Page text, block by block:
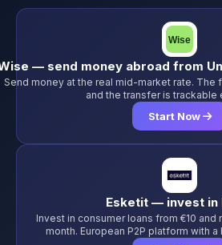
— send money abroad from
Send money at the real mid-market rate. The
and the transfer is trackable
Start Now
Esketit — invest in
Invest in consumer loans from €10
month. European P2P platform with